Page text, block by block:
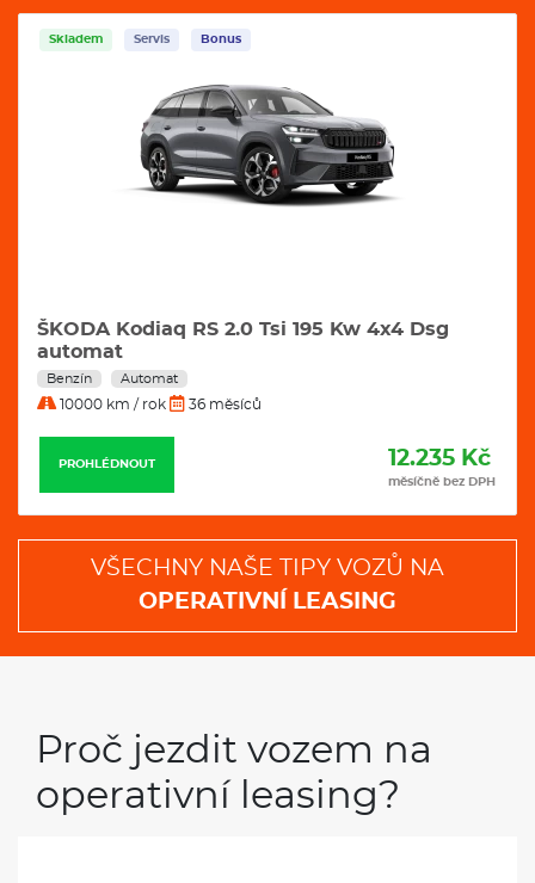
Skladem Servis Bonus
ŠKODA Kodiaq RS 2.0 Tsi 195 Kw 4x4 Dsg
automat
Benzín Automat
10000 km / rok 36 měsíců
PROHLÉDNOUT 12.235 Kč
měsíčně bez DPH
VŠECHNY NAŠE TIPY VOZŮ NA
OPERATIVNÍ LEASING
Proč jezdit vozem na
operativní leasing?